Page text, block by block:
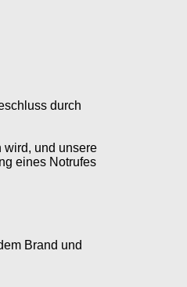
durch
wird, und unsere
eines Notrufes
Brand und